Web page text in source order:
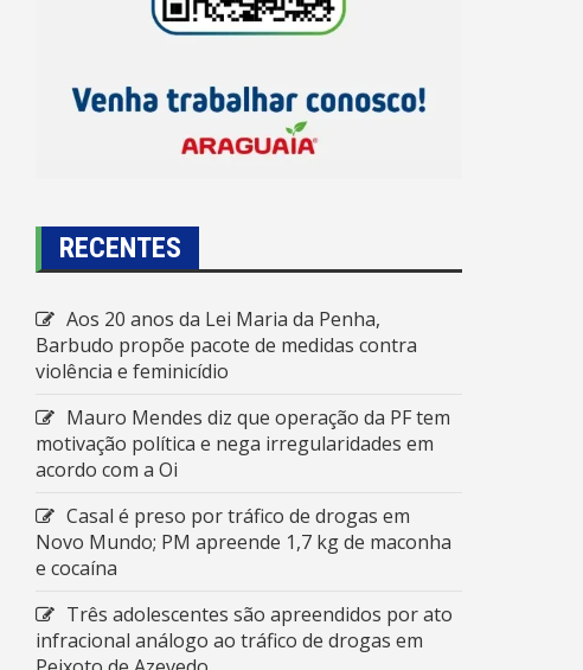
RECENTES
Aos 20 anos da Lei Maria da Penha,
Barbudo propõe pacote de medidas contra
violência e feminicídio
Mauro Mendes diz que operação da PF tem
motivação política e nega irregularidades em
acordo com a Oi
Casal é preso por tráfico de drogas em
Novo Mundo; PM apreende 1,7 kg de maconha
e cocaína
Três adolescentes são apreendidos por ato
infracional análogo ao tráfico de drogas em